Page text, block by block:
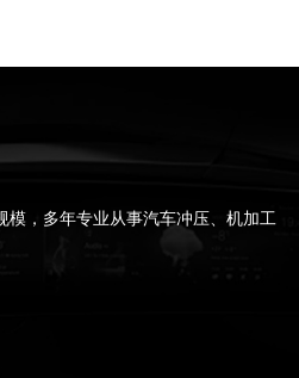
模，多年专业从事汽车冲压、机加工